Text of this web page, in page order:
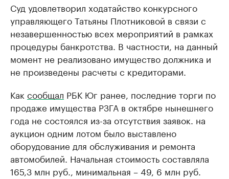
Суд удовлетворил ходатайство конкурсного
управляющего Татьяны Плотниковой в связи с
незавершенностью всех мероприятий в рамках
процедуры банкротства. В частности, на данный
момент не реализовано имущество должника и
не произведены расчеты с кредиторами.
Как сообщал РБК Юг ранее, последние торги по
продаже имущества РЗГА в октябре нынешнего
года не состоялся из-за отсутствия заявок. на
аукцион одним лотом было выставлено
оборудование для обслуживания и ремонта
автомобилей. Начальная стоимость составляла
165,3 млн руб., минимальная – 49, 6 млн руб.